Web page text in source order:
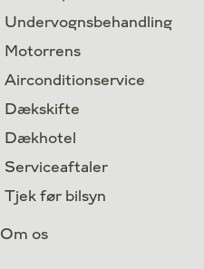
Undervognsbehandling
Motorrens
Airconditionservice
Dækskifte
Dækhotel
Serviceaftaler
Tjek før bilsyn
Om os